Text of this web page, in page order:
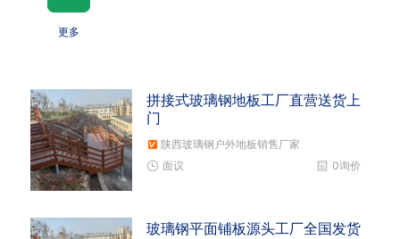
更多
拼接式玻璃钢地板工厂直营送货上
门
陕西玻璃钢户外地板销售厂家
0询价
面议
玻璃钢平面铺板源头工厂全国发货